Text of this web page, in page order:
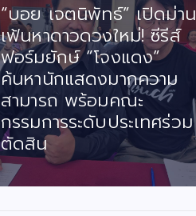
“บอย เจตนิพัทธ์” เปิดม่าน
เฟ้นหาดาวดวงใหม่! ซีรีส์
ฟอร์มยักษ์ “โจงแดง”
ค้นหานักแสดงมากความ
สามารถ พร้อมคณะ
กรรมการระดับประเทศร่วม
ตัดสิน